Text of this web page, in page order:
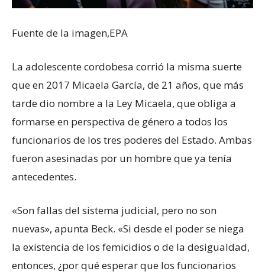
Fuente de la imagen,EPA
La adolescente cordobesa corrió la misma suerte
que en 2017 Micaela García, de 21 años, que más
tarde dio nombre a la Ley Micaela, que obliga a
formarse en perspectiva de género a todos los
funcionarios de los tres poderes del Estado. Ambas
fueron asesinadas por un hombre que ya tenía
antecedentes.
«Son fallas del sistema judicial, pero no son
nuevas», apunta Beck. «Si desde el poder se niega
la existencia de los femicidios o de la desigualdad,
entonces, ¿por qué esperar que los funcionarios